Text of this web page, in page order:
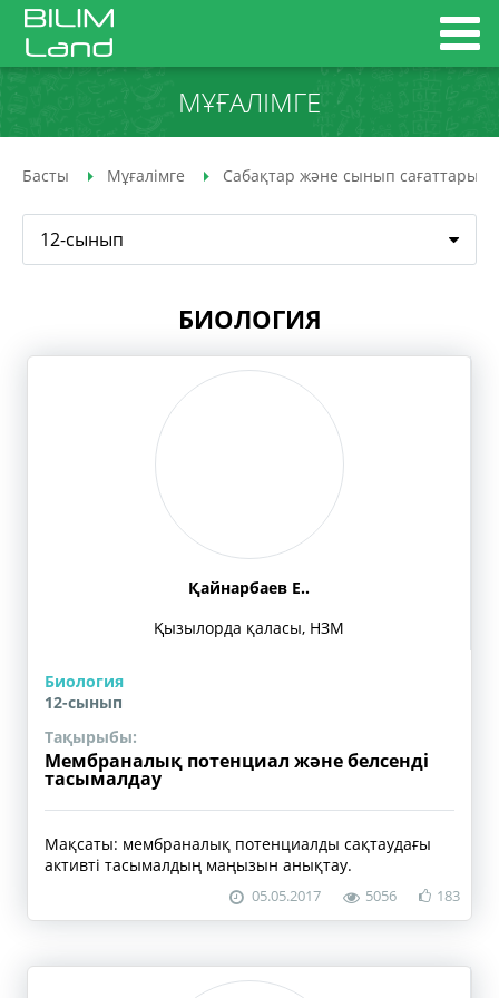
МҰҒАЛІМГЕ
Басты Мұғалімге Сабақтар және сынып сағаттары
12-сынып
БИОЛОГИЯ
Қайнарбаев Е..
Қызылорда қаласы, НЗМ
Биология
12-сынып
Тақырыбы:
Мембраналық потенциал және белсенді
тасымалдау
Мақсаты: мембраналық потенциалды сақтаудағы
активті тасымалдың маңызын анықтау.
05.05.2017 5056 183